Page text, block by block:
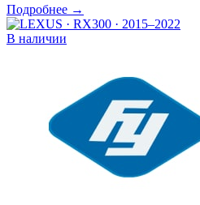
Подробнее →
В наличии